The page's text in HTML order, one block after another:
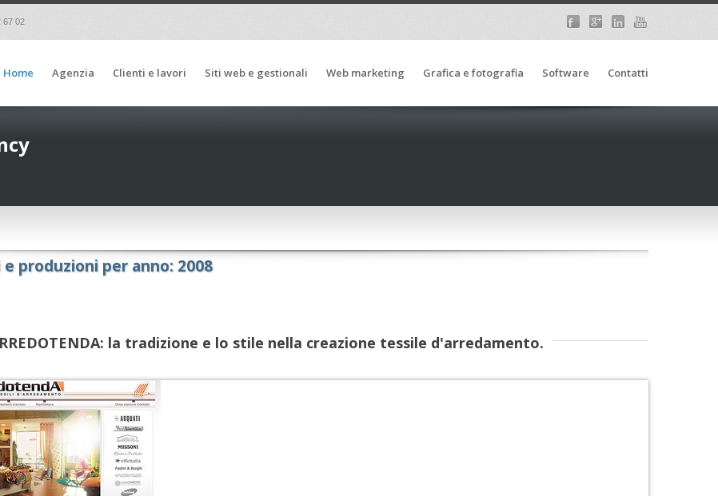
67 02
Home Agenzia Clienti e lavori Siti web e gestionali Web marketing Grafica e fotografia Software Contatti
e produzioni per anno: 2008
la tradizione e lo stile nella creazione tessile d'arredamento.